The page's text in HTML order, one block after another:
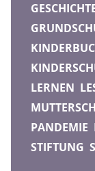
LERNEN
PANDEMIE
STIFTUNG